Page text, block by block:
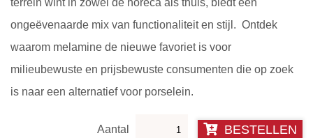
ongeëvenaarde mix van functionaliteit en stijl. Ontdek
waarom melamine de nieuwe favoriet is voor
milieubewuste en prijsbewuste consumenten die op zoek
is naar een alternatief voor porselein.
Saladebowl
BESTELLEN